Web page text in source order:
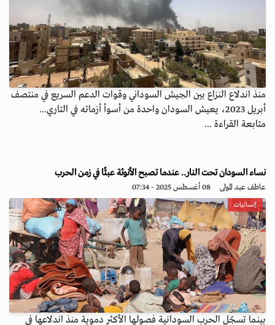
منذ اندلاع النزاع بين الجيش السوداني وقوات الدعم السريع في منتصف
أبريل 2023، يعيش السودان واحدة من أسوأ أزماته في التاري...
متابعة القراءة ...
نساء السودان تحت النار.. عندما تصبح الأنوثة عبئًا في زمن الحرب
عاطف عبد المولى 08 أغسطس 2025 - 07:34
إنسانيات
بينما تسجّل الحرب السودانية فصولها الأكثر دموية منذ اندلاعها في